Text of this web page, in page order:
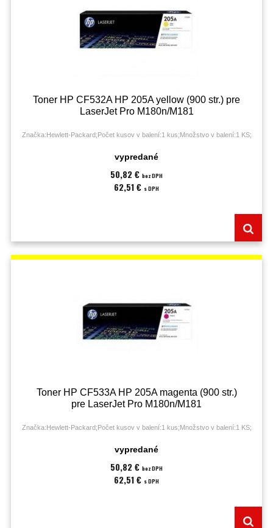
Toner HP CF532A HP 205A yellow (900 str.) pre
LaserJet Pro M180n/M181
Značka:Hewlett-Packard;Počet kusov v balení:1 kus;Množstvo v balení:1 KS;
vypredané
50,82 € bez DPH
62,51 € s DPH
Toner HP CF533A HP 205A magenta (900 str.)
pre LaserJet Pro M180n/M181
Značka:Hewlett-Packard;Počet kusov v balení:1 kus;Množstvo v balení:1 KS;
vypredané
50,82 € bez DPH
62,51 € s DPH